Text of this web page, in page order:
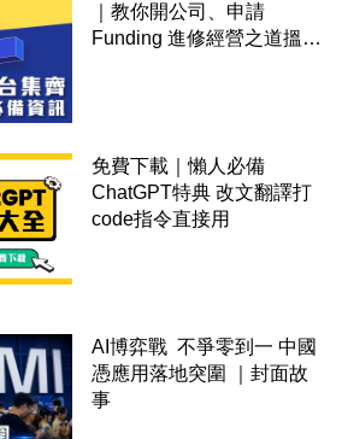
｜教你開公司、申請
Funding 進修經營之道搵大
免費下載｜懶人必備
ChatGPT特典 改文翻譯打
code指令直接用
AI博弈戰 不爭零到一 中國
憑應用落地突圍 ｜封面故
事